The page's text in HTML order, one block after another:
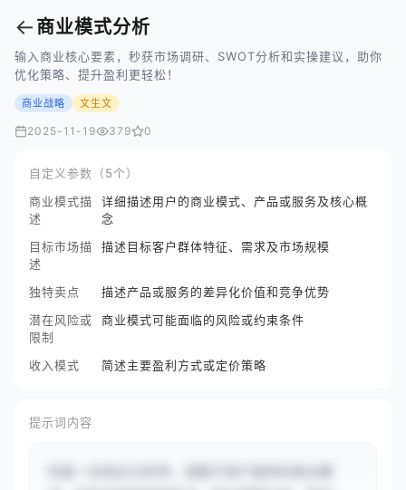
← 商业模式分析
输入商业核心要素，秒获市场调研、SWOT分析和实操建议，助你
优化策略、提升盈利更轻松！
商业战略 文生文
2025-11-19 379 0
自定义参数（5个）
商业模式描
述
详细描述用户的商业模式、产品或服务及核心概
念
目标市场描
述
描述目标客户群体特征、需求及市场规模
独特卖点
描述产品或服务的差异化价值和竞争优势
潜在风险或
限制
商业模式可能面临的风险或约束条件
收入模式 简述主要盈利方式或定价策略
提示词内容